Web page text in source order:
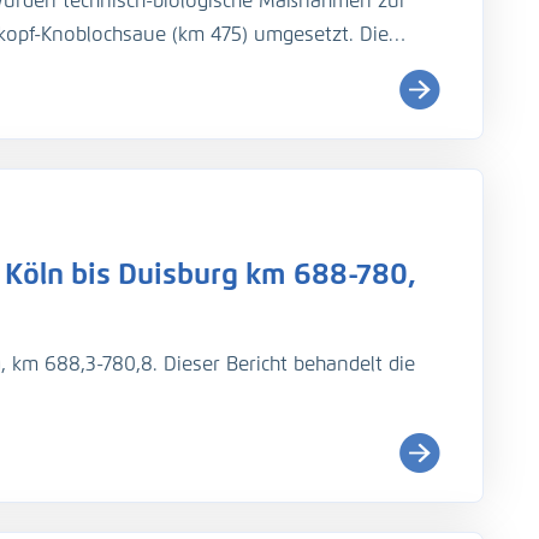
Knoblochsaue (km 475) umgesetzt. Die
hydraulische Untersuchungen vor und nach
durchzuführen. Je Abﬂussereignis sollten
entlang des rechten Ufers
am rechten Ufer und eine
die 1. Messkampagne nach den Maßnahmen
mittleren Niedrigwassers (MNW).
bis Duisburg km 688-780,
688,3-780,8. Dieser Bericht behandelt die